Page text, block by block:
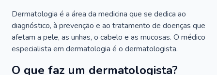
Dermatologia é a área da medicina que se dedica ao
diagnóstico, à prevenção e ao tratamento de doenças que
afetam a pele, as unhas, o cabelo e as mucosas. O médico
especialista em dermatologia é o dermatologista.
O que faz um dermatologista?